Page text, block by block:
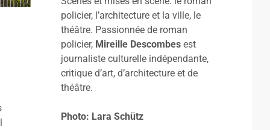
policier, l’architecture et la ville, le
théâtre. Passionnée de roman
policier, Mireille Descombes est
journaliste culturelle indépendante,
critique d’art, d’architecture et de
théâtre.
Photo: Lara Schütz